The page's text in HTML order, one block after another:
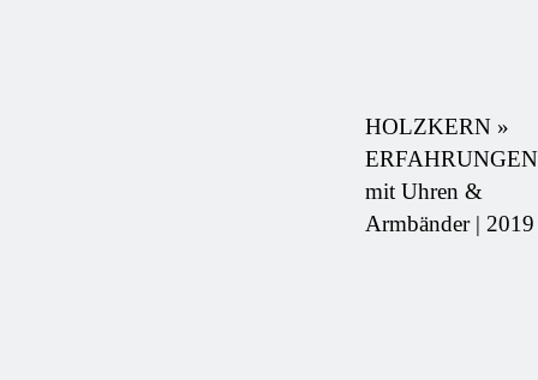
HOLZKERN »
ERFAHRUNGEN
mit Uhren &
Armbänder | 2019